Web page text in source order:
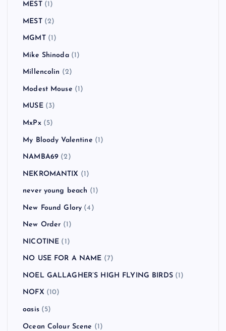
MEST(1)
MEST(2)
MGMT(1)
Mike Shinoda(1)
Millencolin (2)
Modest Mouse (1)
MUSE(3)
MxPx(5)
My Bloody Valentine (1)
NAMBA69 (2)
NEKROMANTIX (1)
never young beach (1)
New Found Glory (4)
New Order (1)
NICOTINE (1)
NO USE FOR A NAME (7)
NOEL GALLAGHER’S HIGH FLYING BIRDS(1)
NOFX (10)
oasis(5)
Ocean Colour Scene (1)